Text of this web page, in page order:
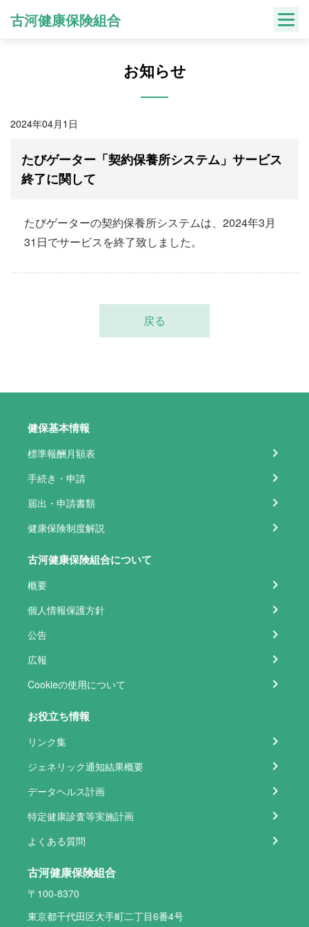
古河健康保険組合
お知らせ
2024年04月1日
たびゲーター「契約保養所システム」サービス
終了に関して
たびゲーターの契約保養所システムは、2024年3月
31日でサービスを終了致しました。
戻る
健保基本情報
標準報酬月額表
手続き・申請
届出・申請書類
健康保険制度解説
古河健康保険組合について
概要
個人情報保護方針
公告
広報
Cookieの使用について
お役立ち情報
リンク集
ジェネリック通知結果概要
データヘルス計画
特定健康診査等実施計画
よくある質問
古河健康保険組合
〒100-8370
東京都千代田区大手町二丁目6番4号